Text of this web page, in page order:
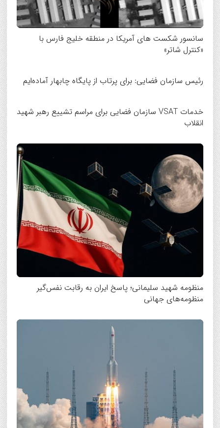
سانسور شکست های آمریکا در منطقه خلیج فارس با
«کنترل شاتر»
رئیس سازمان فضایی: برای پرتاب از پایگاه چابهار آماده‌ایم
خدمات VSAT سازمان فضایی برای مراسم تشییع رهبر شهید
انقلاب
منظومه شهید سلیمانی؛ پاسخ ایران به رقابت نفس‌گیر
منظومه‌های جهانی